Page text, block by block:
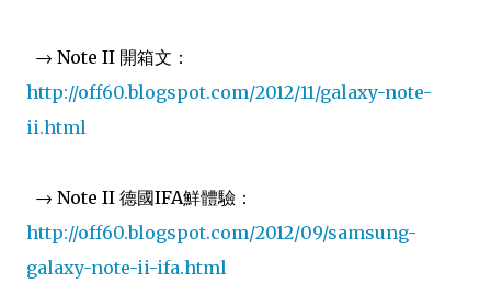
→ Note II 開箱文：
http://off60.blogspot.com/2012/11/galaxy-note-
ii.html
→ Note II 德國IFA鮮體驗：
http://off60.blogspot.com/2012/09/samsung-
galaxy-note-ii-ifa.html